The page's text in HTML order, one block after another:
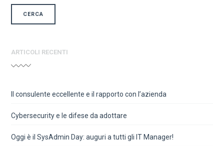
ARTICOLI RECENTI
Il consulente eccellente e il rapporto con l’azienda
Cybersecurity e le difese da adottare
Oggi è il SysAdmin Day: auguri a tutti gli IT Manager!